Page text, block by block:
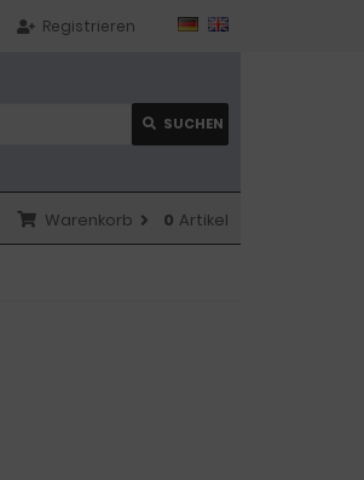
Registrieren
SUCHEN
Warenkorb 0 Artikel